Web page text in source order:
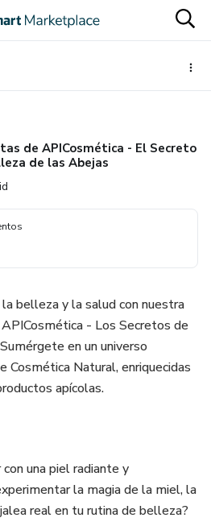
de APICosmética - El Secreto
de las Abejas
belleza y la salud con nuestra
- Los Secretos de
en un universo
Cosmética Natural, enriquecidas
apícolas.
una piel radiante y
la magia de la miel, la
real en tu rutina de belleza?